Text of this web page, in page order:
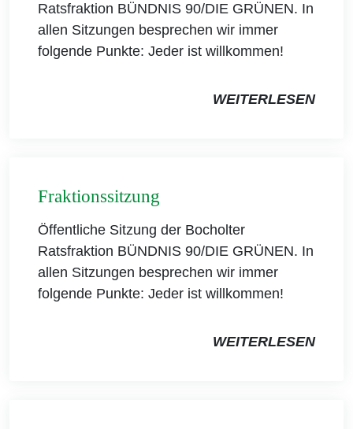
Ratsfraktion BÜNDNIS 90/DIE GRÜNEN. In
allen Sitzungen besprechen wir immer
folgende Punkte: Jeder ist willkommen!
WEITERLESEN
Fraktionssitzung
Öffentliche Sitzung der Bocholter
Ratsfraktion BÜNDNIS 90/DIE GRÜNEN. In
allen Sitzungen besprechen wir immer
folgende Punkte: Jeder ist willkommen!
WEITERLESEN